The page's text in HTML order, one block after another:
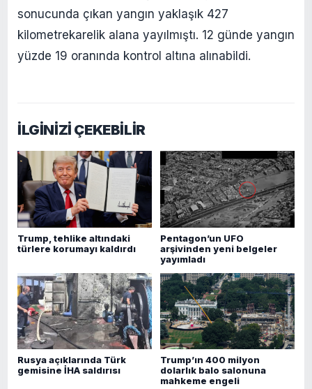
sonucunda çıkan yangın yaklaşık 427
kilometrekarelik alana yayılmıştı. 12 günde yangın
yüzde 19 oranında kontrol altına alınabildi.
İLGİNİZİ ÇEKEBİLİR
Trump, tehlike altındaki
türlere korumayı kaldırdı
Pentagon’un UFO
arşivinden yeni belgeler
yayımladı
Rusya açıklarında Türk
gemisine İHA saldırısı
Trump’ın 400 milyon
dolarlık balo salonuna
mahkeme engeli